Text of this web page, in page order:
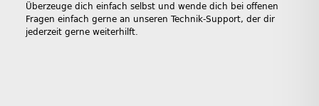
Überzeuge dich einfach selbst und wende dich bei offenen
Fragen einfach gerne an unseren Technik-Support, der dir
jederzeit gerne weiterhilft.